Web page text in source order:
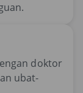
doktor
ubat-